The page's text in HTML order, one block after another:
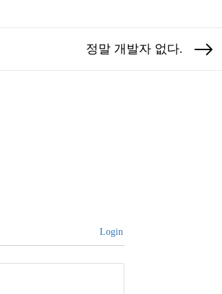
정말 개발자 없다.
Login